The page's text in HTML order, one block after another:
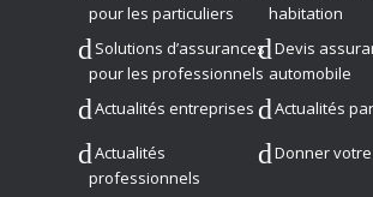
pour les particuliers
habitation
Solutions d’assurances
pour les professionnels
Devis
automobile
Actualités entreprises
Actualités
Actualités
professionnels
Donner